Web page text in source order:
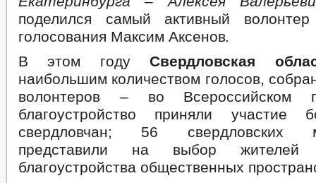
поделился самый активный волонтер
голосования Максим Аксенов.
В этом годуСвердловская
наибольшим количеством голосов,
волонтеров – во Всероссийском
благоустройство приняли участие
свердловчан; 56 свердловских
представили на выбор жителей
благоустройства общественных